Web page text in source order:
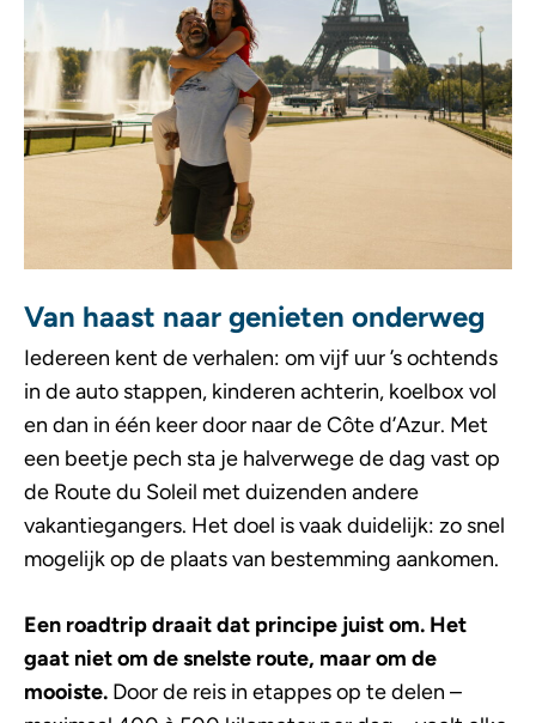
Van haast naar genieten onderweg
Iedereen kent de verhalen: om vijf uur ’s ochtends
in de auto stappen, kinderen achterin, koelbox vol
en dan in één keer door naar de Côte d’Azur. Met
een beetje pech sta je halverwege de dag vast op
de Route du Soleil met duizenden andere
vakantiegangers. Het doel is vaak duidelijk: zo snel
mogelijk op de plaats van bestemming aankomen.
Een roadtrip draait dat principe juist om. Het
gaat niet om de snelste route, maar om de
mooiste. Door de reis in etappes op te delen –